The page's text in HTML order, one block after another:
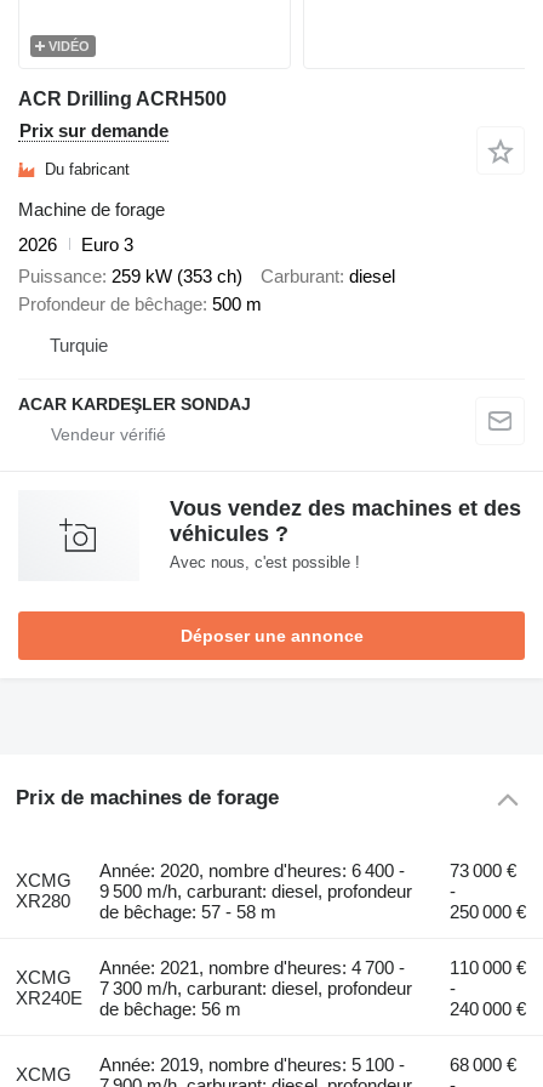
VIDÉO
ACR Drilling ACRH500
Prix sur demande
Du fabricant
Machine de forage
2026
Euro 3
Puissance 259 kW (353 ch) Carburant diesel
Profondeur de bêchage 500 m
Turquie
ACAR KARDEŞLER SONDAJ
Vous vendez des machines et des
véhicules ?
Avec nous, c'est possible !
Déposer une annonce
Prix de machines de forage
XCMG
XR280
Année: 2020, nombre d'heures: 6 400 -
9 500 m/h, carburant: diesel, profondeur
de bêchage: 57 - 58 m
73 000 €
-
250 000 €
XCMG
XR240E
Année: 2021, nombre d'heures: 4 700 -
7 300 m/h, carburant: diesel, profondeur
de bêchage: 56 m
110 000 €
-
240 000 €
XCMG
Année: 2019, nombre d'heures: 5 100 -
68 000 €